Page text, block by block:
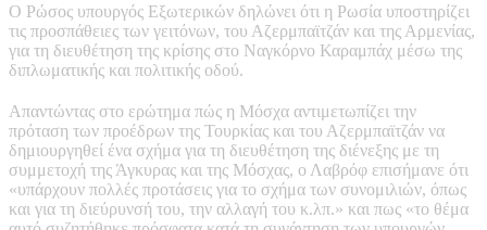
Ο Ρώσος υπουργός Εξωτερικών δηλώνει ότι η Ρωσία υποστηρίζει
τις προσπάθειες των γειτόνων, του Αζερμπαϊτζάν και της Αρμενίας,
για τη διευθέτηση της κρίσης στο Ναγκόρνο Καραμπάχ μέσω της
διπλωματικής και πολιτικής οδού.
Απαντώντας στο ερώτημα πώς η Μόσχα αντιμετωπίζει την
πρόταση των προέδρων της Τουρκίας και του Αζερμπαϊτζάν να
δημιουργηθεί ένα σχήμα για τη διευθέτηση της διένεξης με τη
συμμετοχή της Άγκυρας και της Μόσχας, ο Λαβρόφ επισήμανε ότι
«υπάρχουν πολλές προτάσεις για το σχήμα των συνομιλιών, όπως
και για τη διεύρυνσή του, την αλλαγή του κ.λπ.» και πως «το θέμα